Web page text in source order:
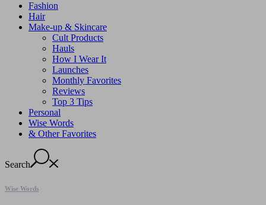
Fashion
Hair
Make-up & Skincare
Cult Products
Hauls
How I Wear It
Launches
Monthly Favorites
Reviews
Top 3 Tips
Personal
Wise Words
& Other Favorites
Search
Wise Words